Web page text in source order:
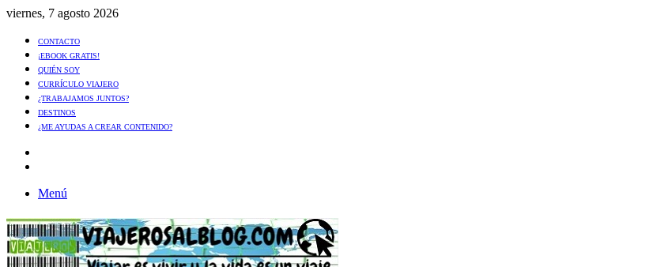
viernes, 7 agosto 2026
CONTACTO
¡EBOOK GRATIS!
QUIÉN SOY
CURRÍCULO VIAJERO
¿TRABAJAMOS JUNTOS?
DESTINOS
¿ME AYUDAS A CREAR CONTENIDO?
Menú